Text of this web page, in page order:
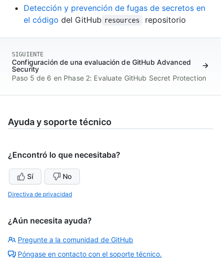
Detección y prevención de fugas de secretos en
el código del GitHub resources repositorio
SIGUIENTE
Configuración de una evaluación de GitHub Advanced
Security
Paso 5 de 6 en Phase 2: Evaluate GitHub Secret Protection
Ayuda y soporte técnico
¿Encontró lo que necesitaba?
Sí No
Directiva de privacidad
¿Aún necesita ayuda?
Pregunte a la comunidad de GitHub
Póngase en contacto con el soporte técnico.